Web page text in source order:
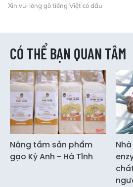
Xin vui lòng gõ tiếng Việt có dấu
CÓ THỂ BẠN QUAN TÂM
Nâng tầm sản phẩm
gạo Kỳ Anh - Hà Tĩnh